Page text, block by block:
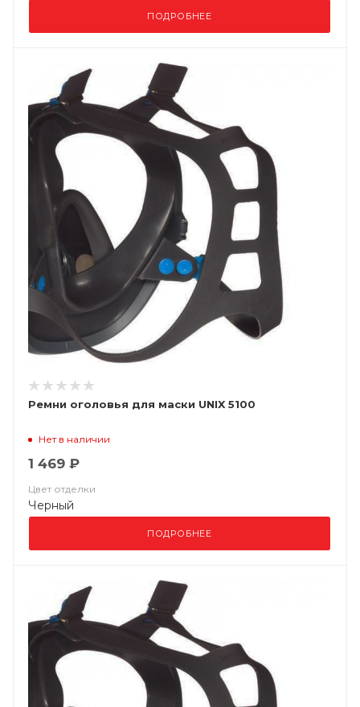
ПОДРОБНЕЕ
Ремни оголовья для маски UNIX 5100
Нет в наличии
1 469 ₽
Цвет отделки
Черный
ПОДРОБНЕЕ